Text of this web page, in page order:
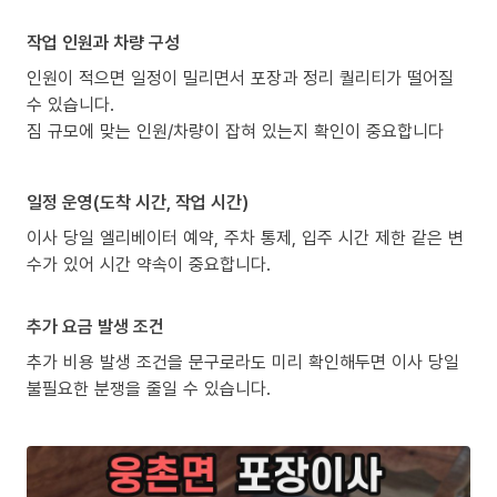
작업 인원과 차량 구성
인원이 적으면 일정이 밀리면서 포장과 정리 퀄리티가 떨어질
수 있습니다.
짐 규모에 맞는 인원/차량이 잡혀 있는지 확인이 중요합니다
일정 운영(도착 시간, 작업 시간)
이사 당일 엘리베이터 예약, 주차 통제, 입주 시간 제한 같은 변
수가 있어 시간 약속이 중요합니다.
추가 요금 발생 조건
추가 비용 발생 조건을 문구로라도 미리 확인해두면 이사 당일
불필요한 분쟁을 줄일 수 있습니다.